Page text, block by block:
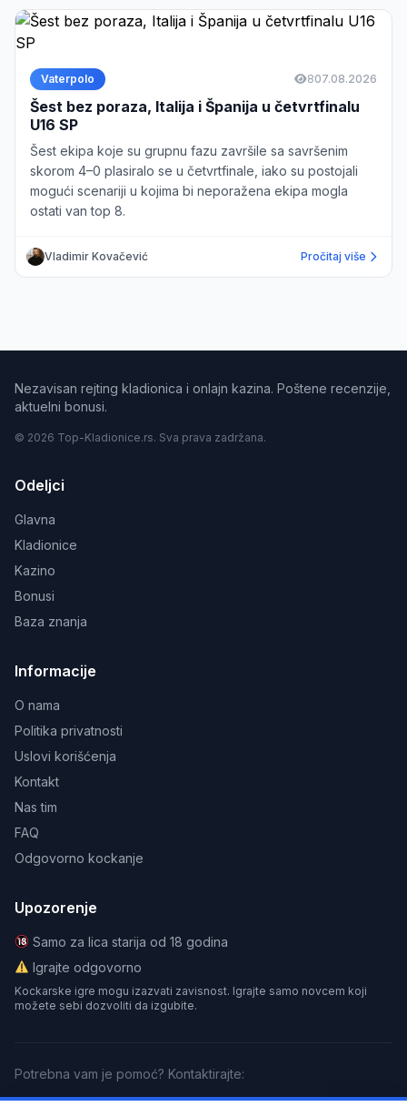
Vaterpolo 807.08.2026
Šest bez poraza, Italija i Španija u četvrtfinalu
U16 SP
Šest ekipa koje su grupnu fazu završile sa savršenim
skorom 4–0 plasiralo se u četvrtfinale, iako su postojali
mogući scenariji u kojima bi neporažena ekipa mogla
ostati van top 8.
Vladimir Kovačević Pročitaj više
Nezavisan rejting kladionica i onlajn kazina. Poštene recenzije,
aktuelni bonusi.
© 2026 Top-Kladionice.rs. Sva prava zadržana.
Odeljci
Glavna
Kladionice
Kazino
Bonusi
Baza znanja
Informacije
O nama
Politika privatnosti
Uslovi korišćenja
Kontakt
Nas tim
FAQ
Odgovorno kockanje
Upozorenje
Samo za lica starija od 18 godina
Igrajte odgovorno
Kockarske igre mogu izazvati zavisnost. Igrajte samo novcem koji
možete sebi dozvoliti da izgubite.
Potrebna vam je pomoć? Kontaktirajte:
GamCareBeGambleAwareGamblers Anonymous